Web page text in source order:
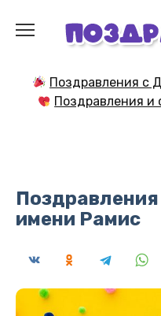
содержанию
Поздравления с
Поздравления и
имени Рамис